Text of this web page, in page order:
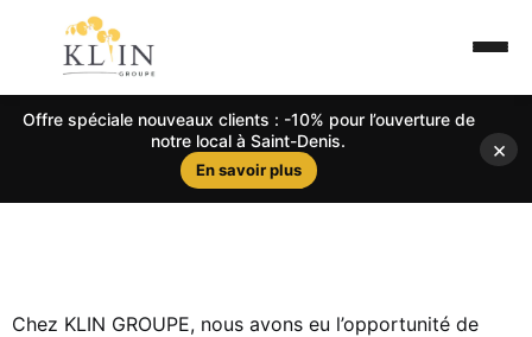
Offre spéciale nouveaux clients : -10% pour l’ouverture de
notre local à Saint-Denis.
En savoir plus
×
Chez KLIN GROUPE, nous avons eu l’opportunité de